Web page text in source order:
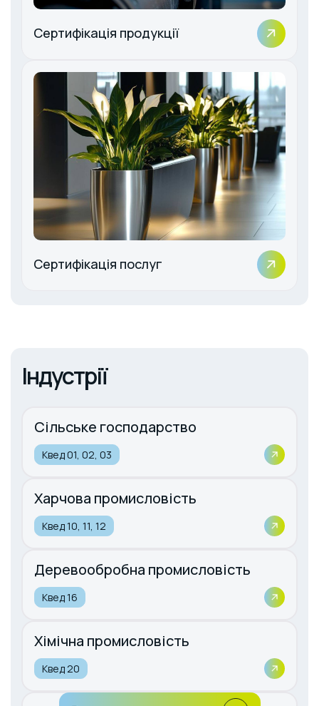
Сертифікація продукції
Сертифікація послуг
Індустрії
Сільське господарство
Квед 01, 02, 03
Харчова промисловість
Квед 10, 11, 12
Деревообробна промисловість
Квед 16
Хімічна промисловість
Квед 20